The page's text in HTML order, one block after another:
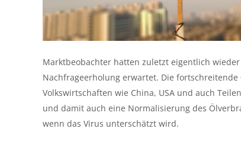
Marktbeobachter hatten zuletzt eigentlich
Nachfrageerholung erwartet. Die
Volkswirtschaften wie China, USA und auch
und damit auch eine Normalisierung des
wenn das Virus unterschätzt wird.